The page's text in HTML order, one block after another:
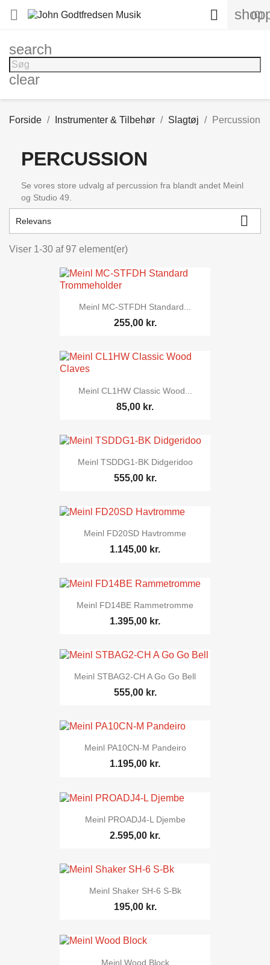
 (0)

search
clear
Forside Instrumenter & Tilbehør Slagtøj Percussion
PERCUSSION
Se vores store udvalg af percussion fra blandt andet Meinl
og Studio 49.
Relevans 
Viser 1-30 af 97 element(er)
Meinl MC-STFDH Standard...
255,00 kr.
Meinl CL1HW Classic Wood...
85,00 kr.
Meinl TSDDG1-BK Didgeridoo
555,00 kr.
Meinl FD20SD Havtromme
1.145,00 kr.
Meinl FD14BE Rammetromme
1.395,00 kr.
Meinl STBAG2-CH A Go Go Bell
555,00 kr.
Meinl PA10CN-M Pandeiro
1.195,00 kr.
Meinl PROADJ4-L Djembe
2.595,00 kr.
Meinl Shaker SH-6 S-Bk
195,00 kr.
Meinl Wood Block